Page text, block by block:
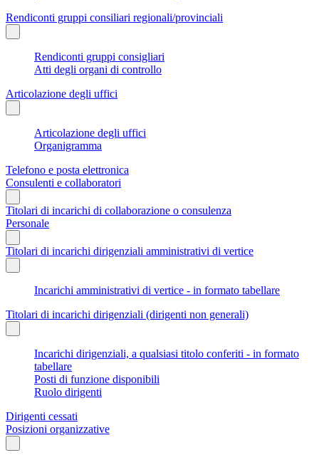
Rendiconti gruppi consiliari regionali/provinciali
Rendiconti gruppi consigliari
Atti degli organi di controllo
Articolazione degli uffici
Articolazione degli uffici
Organigramma
Telefono e posta elettronica
Consulenti e collaboratori
Titolari di incarichi di collaborazione o consulenza
Personale
Titolari di incarichi dirigenziali amministrativi di vertice
Incarichi amministrativi di vertice - in formato tabellare
Titolari di incarichi dirigenziali (dirigenti non generali)
Incarichi dirigenziali, a qualsiasi titolo conferiti - in formato
tabellare
Posti di funzione disponibili
Ruolo dirigenti
Dirigenti cessati
Posizioni organizzative